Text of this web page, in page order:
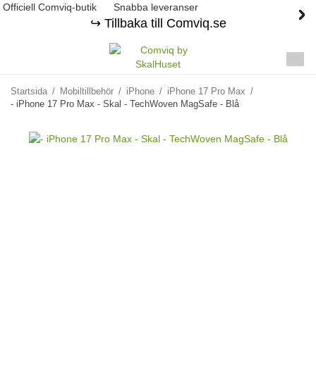
Officiell Comviq-butik Snabba leveranser
↪️ Tillbaka till Comviq.se
Startsida / Mobiltillbehör / iPhone / iPhone 17 Pro Max /
- iPhone 17 Pro Max - Skal - TechWoven MagSafe - Blå